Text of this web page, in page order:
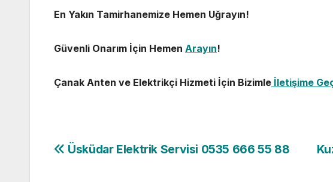
En Yakın Tamirhanemize Hemen Uğrayın!
Güvenli Onarım İçin Hemen Arayın!
Çanak Anten ve Elektrikçi Hizmeti İçin Bizimle İletişime
Yazı
Üsküdar Elektrik Servisi 0535 666 55 88